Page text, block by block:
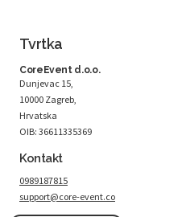
Tvrtka
CoreEvent d.o.o.
Dunjevac 15,
10000 Zagreb,
Hrvatska
OIB: 36611335369
Kontakt
0989187815
support@core-event.co